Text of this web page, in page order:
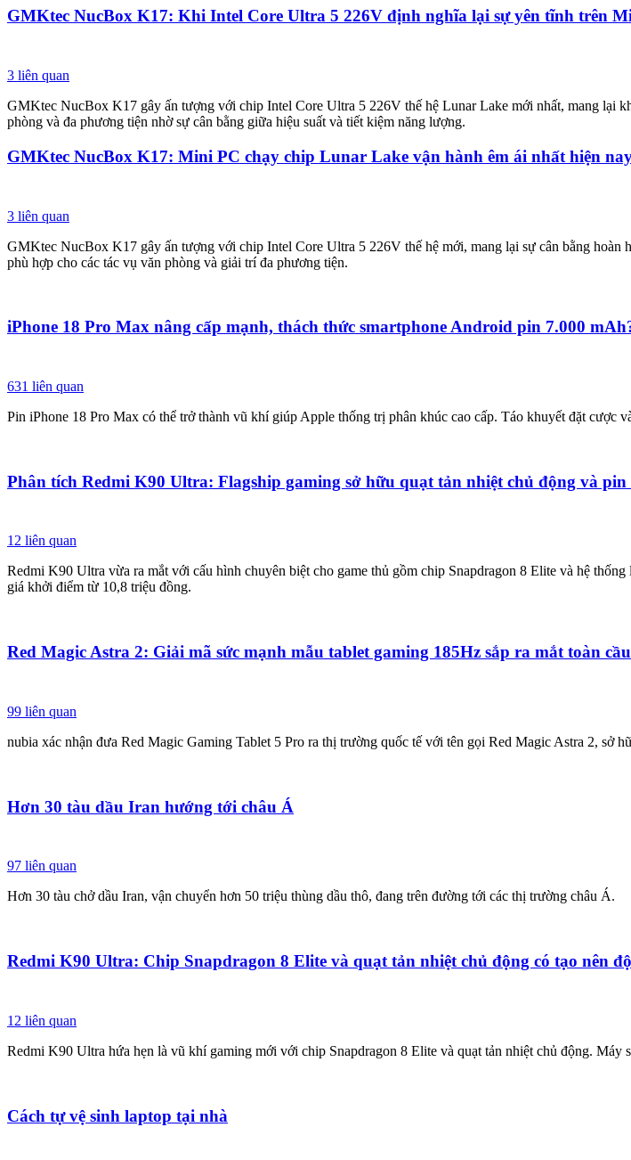
GMKtec NucBox K17: Khi Intel Core Ultra 5 226V định nghĩa lại sự yên tĩnh trên
3 liên quan
GMKtec NucBox K17 gây ấn tượng với chip Intel Core Ultra 5 226V thế hệ Lunar Lake mới nhất, mang lại
phòng và đa phương tiện nhờ sự cân bằng giữa hiệu suất và tiết kiệm năng lượng.
GMKtec NucBox K17: Mini PC chạy chip Lunar Lake vận hành êm ái nhất hiện
3 liên quan
GMKtec NucBox K17 gây ấn tượng với chip Intel Core Ultra 5 226V thế hệ mới, mang lại sự cân bằng
phù hợp cho các tác vụ văn phòng và giải trí đa phương tiện.
iPhone 18 Pro Max nâng cấp mạnh, thách thức smartphone Android pin 7.000
631 liên quan
Pin iPhone 18 Pro Max có thể trở thành vũ khí giúp Apple thống trị phân khúc cao cấp. Táo khuyết đặt cược
Phân tích Redmi K90 Ultra: Flagship gaming sở hữu quạt tản nhiệt chủ động và pin
12 liên quan
Redmi K90 Ultra vừa ra mắt với cấu hình chuyên biệt cho game thủ gồm chip Snapdragon 8 Elite và hệ
giá khởi điểm từ 10,8 triệu đồng.
Red Magic Astra 2: Giải mã sức mạnh mẫu tablet gaming 185Hz sắp ra mắt toàn cầu
99 liên quan
nubia xác nhận đưa Red Magic Gaming Tablet 5 Pro ra thị trường quốc tế với tên gọi Red Magic Astra 2, sở
Hơn 30 tàu dầu Iran hướng tới châu Á
97 liên quan
Hơn 30 tàu chở dầu Iran, vận chuyển hơn 50 triệu thùng dầu thô, đang trên đường tới các thị trường châu Á.
Redmi K90 Ultra: Chip Snapdragon 8 Elite và quạt tản nhiệt chủ động có tạo nên
12 liên quan
Redmi K90 Ultra hứa hẹn là vũ khí gaming mới với chip Snapdragon 8 Elite và quạt tản nhiệt chủ động.
Cách tự vệ sinh laptop tại nhà